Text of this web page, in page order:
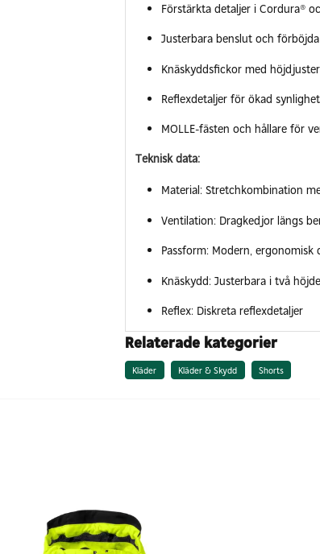
Förstärkta detaljer i Cordura®
Justerbara benslut och
Knäskyddsfickor med
Reflexdetaljer för ökad synlighet
MOLLE-fästen och hållare för
Teknisk data:
Material: Stretchkombination
Ventilation: Dragkedjor längs
Passform: Modern, ergonomisk
Knäskydd: Justerbara i två
Reflex: Diskreta reflexdetaljer
Relaterade kategorier
Kläder Kläder & Skydd Shorts